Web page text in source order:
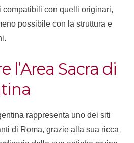
compatibili con quelli originari,
possibile con la struttura e
l’Area Sacra di
rappresenta uno dei siti
di Roma, grazie alla sua ricca